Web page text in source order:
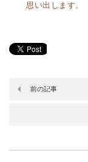
思い出します。
前の記事